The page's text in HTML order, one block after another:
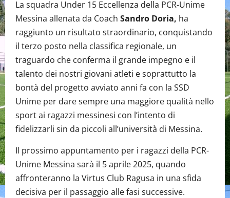
La squadra Under 15 Eccellenza della PCR-Unime
Messina allenata da Coach Sandro Doria, ha
raggiunto un risultato straordinario, conquistando
il terzo posto nella classifica regionale, un
traguardo che conferma il grande impegno e il
talento dei nostri giovani atleti e soprattutto la
bontà del progetto avviato anni fa con la SSD
Unime per dare sempre una maggiore qualità nello
sport ai ragazzi messinesi con l’intento di
fidelizzarli sin da piccoli all’università di Messina.
Il prossimo appuntamento per i ragazzi della PCR-
Unime Messina sarà il 5 aprile 2025, quando
affronteranno la Virtus Club Ragusa in una sfida
decisiva per il passaggio alle fasi successive.